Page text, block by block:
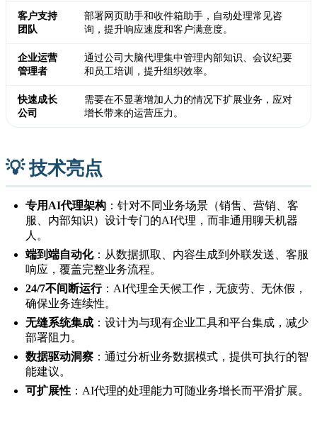
客户支持
团队
部署网页助手和收件箱助手，自动处理常见咨
询，提升响应速度和客户满意度。
企业运营
管理者
通过公司大脑代理集中管理内部知识、会议纪要
和员工培训，提升组织效率。
快速成长
公司
需要在不显著增加人力的情况下扩展业务，应对
增长带来的运营压力。
💡 技术亮点
专用AI代理架构 ：针对不同业务场景（销售、营销、客
服、内部知识）设计专门的AI代理，而非通用聊天机器
人。
端到端自动化：从数据抓取、内容生成到外联发送、客服
响应，覆盖完整业务流程。
24/7不间断运行：AI代理全天候工作，无疲劳、无休假，
确保业务连续性。
无缝系统集成 ：设计为与现有企业工具和平台集成，减少
部署阻力。
数据驱动洞察 ：通过分析业务数据模式，提供可执行的智
能建议。
可扩展性 ：AI代理的处理能力可随业务增长而平滑扩展。